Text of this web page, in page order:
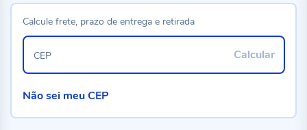
Calcule frete, prazo de entrega e retirada
Calcular
CEP
Não sei meu CEP